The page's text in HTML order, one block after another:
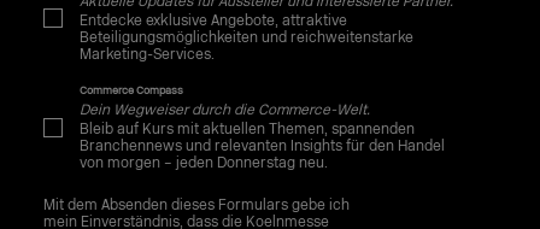
Entdecke exklusive Angebote, attraktive
Beteiligungsmöglichkeiten und reichweitenstarke
Marketing-Services.
Commerce Compass
Dein Wegweiser durch die Commerce-Welt.
Bleib auf Kurs mit aktuellen Themen, spannenden
Branchennews und relevanten Insights für den Handel
von morgen – jeden Donnerstag neu.
Mit dem Absenden dieses Formulars gebe ich
mein Einverständnis, dass die Koelnmesse